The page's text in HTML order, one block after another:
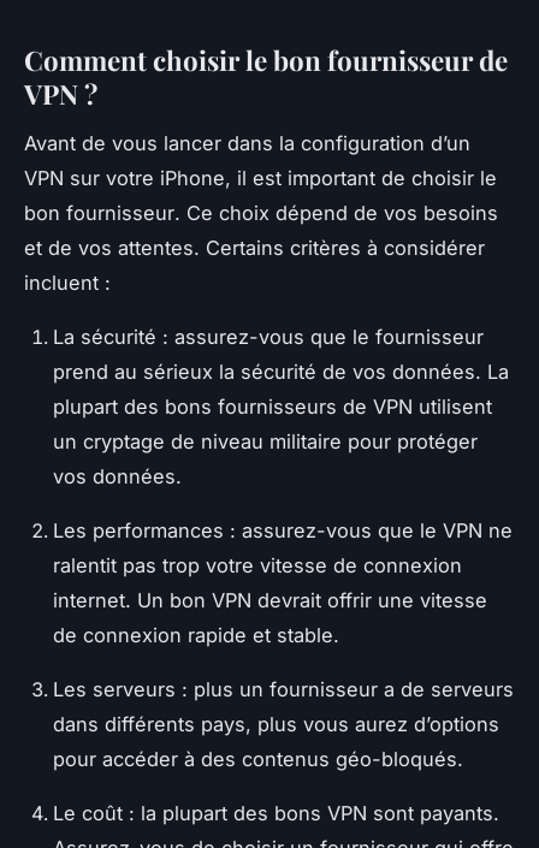
Comment choisir le bon fournisseur de
VPN ?
Avant de vous lancer dans la configuration d’un
VPN sur votre iPhone, il est important de choisir le
bon fournisseur. Ce choix dépend de vos besoins
et de vos attentes. Certains critères à considérer
incluent :
La sécurité : assurez-vous que le fournisseur
prend au sérieux la sécurité de vos données. La
plupart des bons fournisseurs de VPN utilisent
un cryptage de niveau militaire pour protéger
vos données.
Les performances : assurez-vous que le VPN ne
ralentit pas trop votre vitesse de connexion
internet. Un bon VPN devrait offrir une vitesse
de connexion rapide et stable.
Les serveurs : plus un fournisseur a de serveurs
dans différents pays, plus vous aurez d’options
pour accéder à des contenus géo-bloqués.
Le coût : la plupart des bons VPN sont payants.